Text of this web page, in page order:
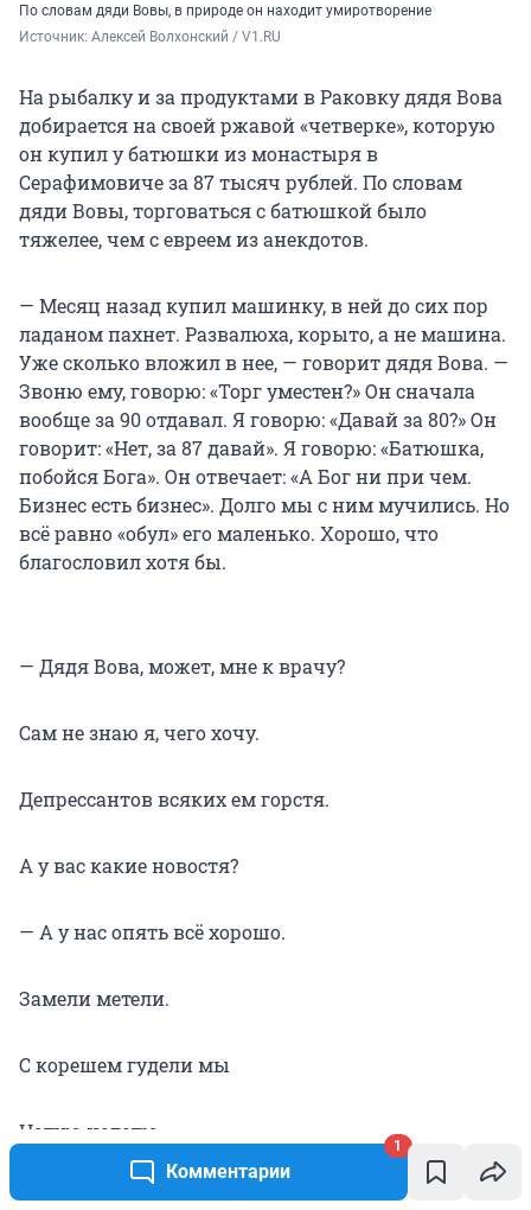
Комментарии
1
По словам дяди Вовы, в природе он находит умиротворение
Источник: Алексей Волхонский / V1.RU
На рыбалку и за продуктами в Раковку дядя Вова
добирается на своей ржавой «четверке», которую
он купил у батюшки из монастыря в
Серафимовиче за 87 тысяч рублей. По словам
дяди Вовы, торговаться с батюшкой было
тяжелее, чем с евреем из анекдотов.
— Месяц назад купил машинку, в ней до сих пор
ладаном пахнет. Развалюха, корыто, а не машина.
Уже сколько вложил в нее, — говорит дядя Вова. —
Звоню ему, говорю: «Торг уместен?» Он сначала
вообще за 90 отдавал. Я говорю: «Давай за 80?» Он
говорит: «Нет, за 87 давай». Я говорю: «Батюшка,
побойся Бога». Он отвечает: «А Бог ни при чем.
Бизнес есть бизнес». Долго мы с ним мучились. Но
всё равно «обул» его маленько. Хорошо, что
благословил хотя бы.
— Дядя Вова, может, мне к врачу?
Сам не знаю я, чего хочу.
Депрессантов всяких ем горстя.
А у вас какие новостя?
— А у нас опять всё хорошо.
Замели метели.
С корешем гудели мы
Целую неделю.
А потом ему я в рог